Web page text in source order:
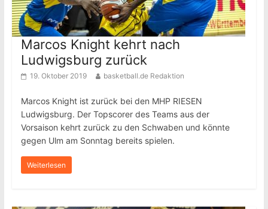
Marcos Knight kehrt nach
Ludwigsburg zurück
19. Oktober 2019 basketball.de Redaktion
Marcos Knight ist zurück bei den MHP RIESEN
Ludwigsburg. Der Topscorer des Teams aus der
Vorsaison kehrt zurück zu den Schwaben und könnte
gegen Ulm am Sonntag bereits spielen.
Weiterlesen